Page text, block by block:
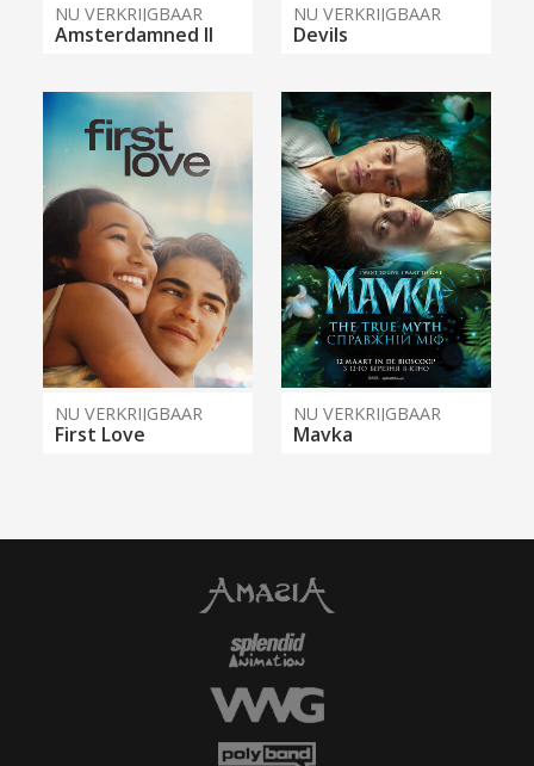
NU VERKRIJGBAAR
Amsterdamned II
NU VERKRIJGBAAR
Devils
NU VERKRIJGBAAR
First Love
NU VERKRIJGBAAR
Mavka